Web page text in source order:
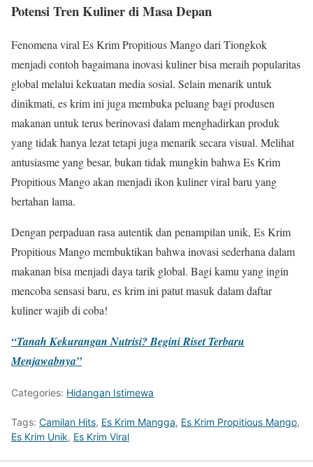
Potensi Tren Kuliner di Masa Depan
Fenomena viral Es Krim Propitious Mango dari Tiongkok
menjadi contoh bagaimana inovasi kuliner bisa meraih popularitas
global melalui kekuatan media sosial. Selain menarik untuk
dinikmati, es krim ini juga membuka peluang bagi produsen
makanan untuk terus berinovasi dalam menghadirkan produk
yang tidak hanya lezat tetapi juga menarik secara visual. Melihat
antusiasme yang besar, bukan tidak mungkin bahwa Es Krim
Propitious Mango akan menjadi ikon kuliner viral baru yang
bertahan lama.
Dengan perpaduan rasa autentik dan penampilan unik, Es Krim
Propitious Mango membuktikan bahwa inovasi sederhana dalam
makanan bisa menjadi daya tarik global. Bagi kamu yang ingin
mencoba sensasi baru, es krim ini patut masuk dalam daftar
kuliner wajib di coba!
“Tanah Kekurangan Nutrisi? Begini Riset Terbaru
Menjawabnya”
Categories: Hidangan Istimewa
Tags: Camilan Hits, Es Krim Mangga, Es Krim Propitious Mango,
Es Krim Unik, Es Krim Viral